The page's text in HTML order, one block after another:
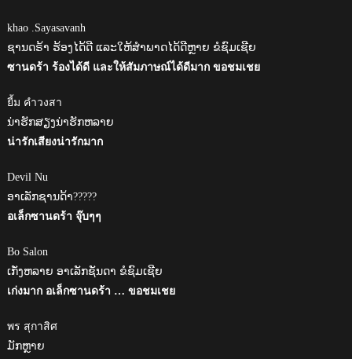
khao .Sayasavanh
ຊານດຣ້າ ຮ້ອງໄດ້ດີ ແລະໃຫ້ສຳພາດໄດ້ດີຫຼາຍ ຂໍຊົມເຊີຍ
ซานดร้า ร้องได้ดี และให้สัมภาษณ์ได้ดีมาก ขอชมเชย
ยี้ม คําวงสา
ນ່າຮັກສຽງນ່າຮັກຫລາຍ
น่ารักเสียงน่ารักมาก
Devil Nu
ອາເລັກຊານດ້າ?????
อเล็กซานดร้า จุ๊บๆๆ
Bo Salon
ເກັ່ງຫລາຍ ອາເລັກຊັນດາ ຂໍຊົມເຊີຍ
เก่งมาก อเล็กซานดร้า … ขอชมเชย
พร สุกาสิศ
ມັກຫຼາຍ